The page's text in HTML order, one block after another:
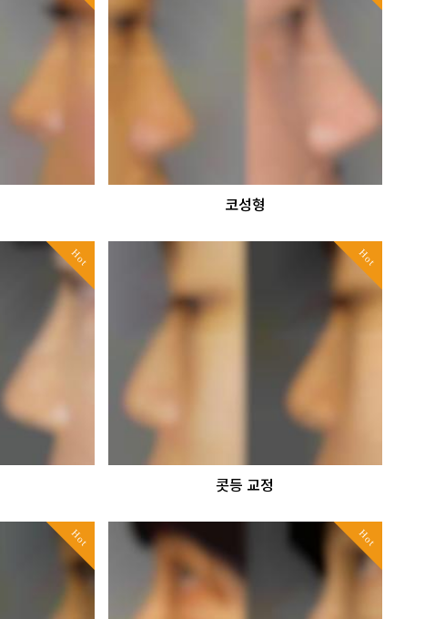
코성형
Hot Hot
콧등 교정
Hot Hot